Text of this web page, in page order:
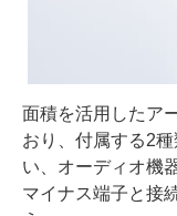
面積を活用したア
おり、付属する2
い、オーディオ機
マイナス端⼦と接